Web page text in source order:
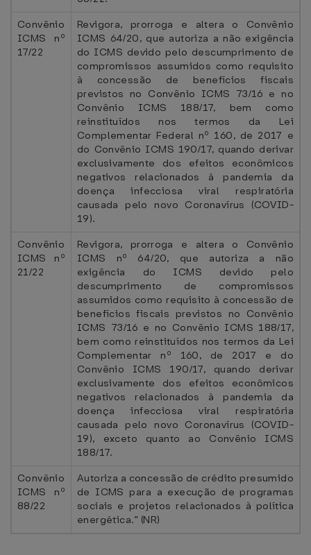
Convênio
ICMS nº
17/22
Revigora, prorroga e altera o Convênio
ICMS 64/20, que autoriza a não exigência
do ICMS devido pelo descumprimento de
compromissos assumidos como requisito
à concessão de benefícios fiscais
previstos no Convênio ICMS 73/16 e no
Convênio ICMS 188/17, bem como
reinstituídos nos termos da Lei
Complementar Federal nº 160, de 2017 e
do Convênio ICMS 190/17, quando derivar
exclusivamente dos efeitos econômicos
negativos relacionados à pandemia da
doença infecciosa viral respiratória
causada pelo novo Coronavírus (COVID-
19).
Convênio
ICMS nº
21/22
Revigora, prorroga e altera o Convênio
ICMS nº 64/20, que autoriza a não
exigência do ICMS devido pelo
descumprimento de compromissos
assumidos como requisito à concessão de
benefícios fiscais previstos no Convênio
ICMS 73/16 e no Convênio ICMS 188/17,
bem como reinstituídos nos termos da Lei
Complementar nº 160, de 2017 e do
Convênio ICMS 190/17, quando derivar
exclusivamente dos efeitos econômicos
negativos relacionados à pandemia da
doença infecciosa viral respiratória
causada pelo novo Coronavírus (COVID-
19), exceto quanto ao Convênio ICMS
188/17.
Convênio
ICMS nº
88/22
Autoriza a concessão de crédito presumido
de ICMS para a execução de programas
sociais e projetos relacionados à política
energética.” (NR)